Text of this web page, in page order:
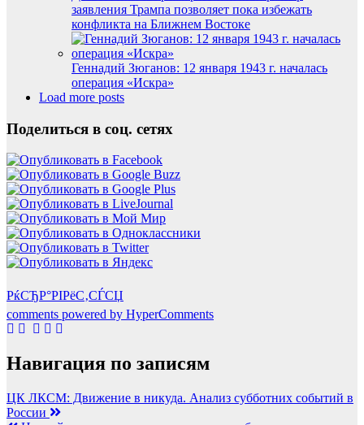
заявления Трампа позволяет пока избежать
конфликта на Ближнем Востоке
Геннадий Зюганов: 12 января 1943 г. началась
операция «Искра»
Load more posts
Поделиться в соц. сетях
РќСЂР°РІРёС‚СЃСЏ
comments powered by HyperComments
Навигация по записям
ЦК ЛКСМ: Движение в никуда. Анализ субботних событий в
России